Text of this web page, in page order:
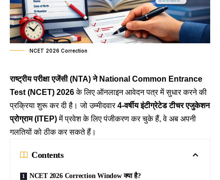
NCET 2026 Correction
राष्ट्रीय परीक्षा एजेंसी (NTA) ने National Common Entrance
Test (NCET) 2026के लिए ऑनलाइन आवेदन पत्र में सुधार करने की
प्रक्रिया शुरू कर दी है। जो उम्मीदवार4-वर्षीय इंटीग्रेटेड टीचर एजुकेशन
प्रोग्राम (ITEP)में प्रवेश के लिए पंजीकरण कर चुके हैं, वे अब अपनी
गलतियों को ठीक कर सकते हैं।
Contents
NCET 2026 Correction Window क्या है?